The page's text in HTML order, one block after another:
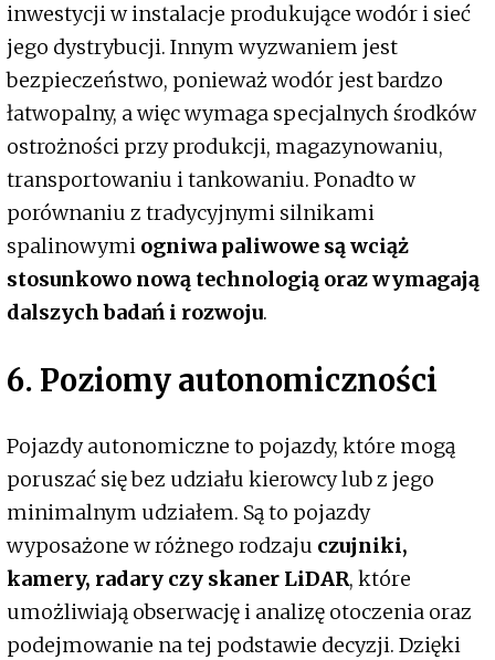
inwestycji w instalacje produkujące wodór i sieć
jego dystrybucji. Innym wyzwaniem jest
bezpieczeństwo, ponieważ wodór jest bardzo
łatwopalny, a więc wymaga specjalnych środków
ostrożności przy produkcji, magazynowaniu,
transportowaniu i tankowaniu. Ponadto w
porównaniu z tradycyjnymi silnikami
spalinowymi ogniwa paliwowe są wciąż
stosunkowo nową technologią oraz wymagają
dalszych badań i rozwoju.
6. Poziomy autonomiczności
Pojazdy autonomiczne to pojazdy, które mogą
poruszać się bez udziału kierowcy lub z jego
minimalnym udziałem. Są to pojazdy
wyposażone w różnego rodzaju czujniki,
kamery, radary czy skaner LiDAR, które
umożliwiają obserwację i analizę otoczenia oraz
podejmowanie na tej podstawie decyzji. Dzięki